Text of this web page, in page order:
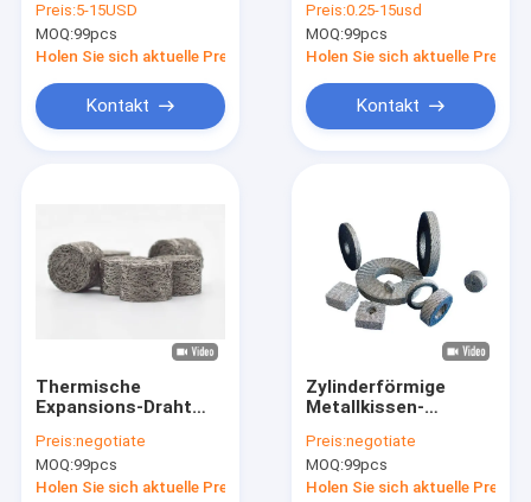
Fabrik Tour
Qualitätskontrolle
Fälle
Gestrickter Maschendraht
Gestrickter Draht Mesh Gasket
Komprimierter gestrickter Maschendraht
Maschendraht-
0.20mm- 0.28mm
Preis:5-15USD
MOQ:99pcs
Holen Sie sich aktuelle Preis
Kontakt
Ods 65mm für die
Dämpfung
Preis:0.25-15usd
MOQ:99pcs
Holen Sie sich aktuelle Preis
Kontakt
Thermische
Expansions-Draht
Vibration Absorbing
Preis:negotiate
MOQ:99pcs
Holen Sie sich aktuelle Preis
Zylinderförmige
Metallkissen-
100mm 50G Dichte
kundengebundenes
Soem
Preis:negotiate
MOQ:99pcs
Holen Sie sich aktuelle Preis